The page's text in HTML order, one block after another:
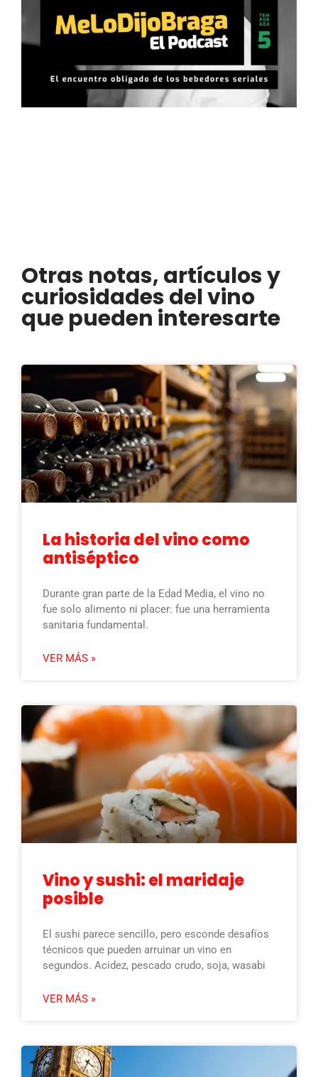
Otras notas, artículos y
curiosidades del vino
que pueden interesarte
La historia del vino como
antiséptico
Durante gran parte de la Edad Media, el vino no
fue solo alimento ni placer: fue una herramienta
sanitaria fundamental.
VER MÁS »
Vino y sushi: el maridaje
posible
El sushi parece sencillo, pero esconde desafíos
técnicos que pueden arruinar un vino en
segundos. Acidez, pescado crudo, soja, wasabi
VER MÁS »